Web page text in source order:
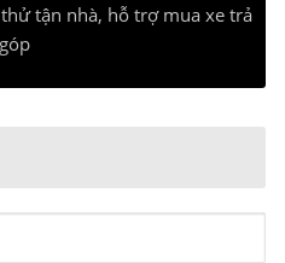
tận nhà, hỗ trợ mua xe trả
góp